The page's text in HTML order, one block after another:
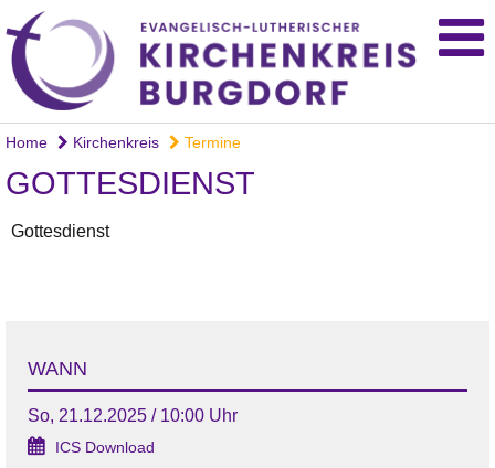
Home Kirchenkreis Termine
GOTTESDIENST
Gottesdienst
WANN
So, 21.12.2025 / 10:00 Uhr
ICS Download